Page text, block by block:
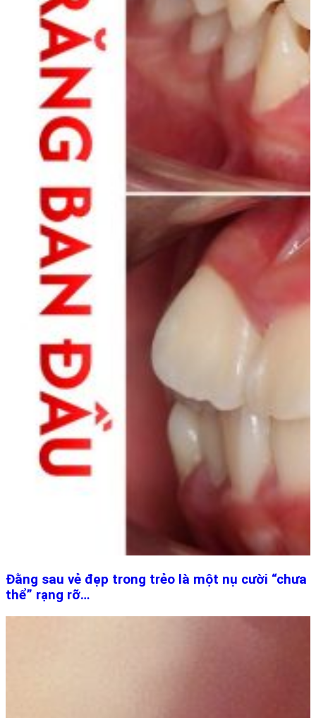
Đằng sau vẻ đẹp trong trẻo là một nụ cười “chưa
thể” rạng rỡ…